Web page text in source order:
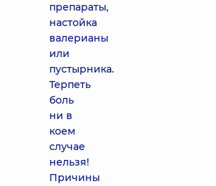
препараты,
настойка
валерианы
или
пустырника.
Терпеть
боль
ни в
коем
случае
нельзя!
Причины